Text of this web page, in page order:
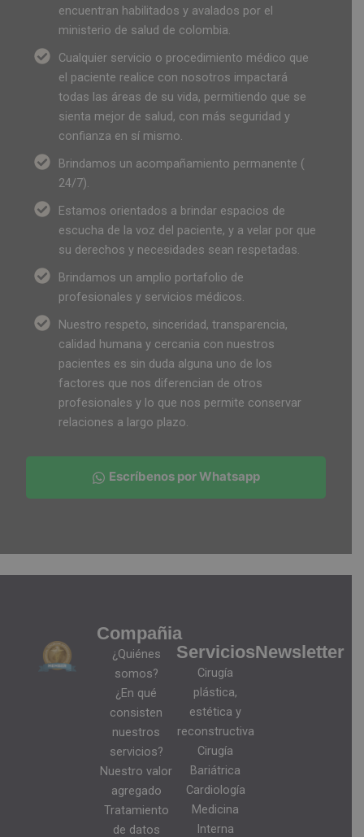
encuentran habilitados y avalados por el
ministerio de salud de colombia.
Cualquier servicio o procedimiento médico que
el paciente realice con nosotros impactará
todas las áreas de su vida, permitiendo que se
sienta mejor de salud, con más seguridad y
confianza en sí mismo.
Brindamos un acompañamiento permanente (
24/7).
Estamos orientados a brindar espacios de
escucha de la voz del paciente, y a velar por que
su derechos y necesidades sean respetadas.
Brindamos un amplio portafolio de
profesionales y servicios médicos.
Nuestro respeto, sinceridad, transparencia,
calidad humana y cercania con nuestros
pacientes es sin duda alguna uno de los
factores que nos diferencian de otros
profesionales y lo que nos permite conservar
relaciones a largo plazo.
Escríbenos por Whatsapp
Compañia
¿Quiénes
somos?
¿En qué
consisten
nuestros
servicios?
Nuestro valor
agregado
Tratamiento
de datos
Servicios
Cirugía
plástica,
estética y
reconstructiva
Cirugía
Bariátrica
Cardiología
Medicina
Interna
Newsletter